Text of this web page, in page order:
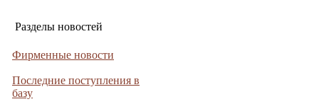
Разделы новостей
Фирменные новости
Последние поступления в
базу